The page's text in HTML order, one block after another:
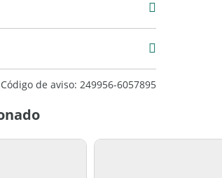
Código de aviso: 249956-6057895